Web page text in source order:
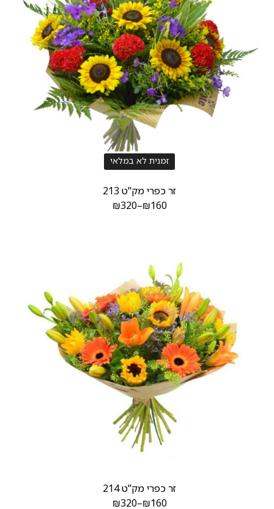
זמנית לא במלאי
זר כפרי מק"ט 213
₪160
–
₪320
זר כפרי מק"ט 214
₪160
–
₪320